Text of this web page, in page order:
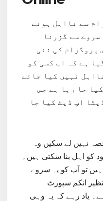
سے نااہل ہونے
سے گزرنا
پروگرام کی نئی
ہے کہ اب کسی کو
نہیں کیا جائے
جا رہا ہے جس
اپ ڈیٹ کیا جا
نہیں لے سکیں وہ
اہل بنا سکتی ہیں۔
ہیں تو آپ کو یہ سروے
انکم سپورٹ
یاد رہے کہ یہ وہی